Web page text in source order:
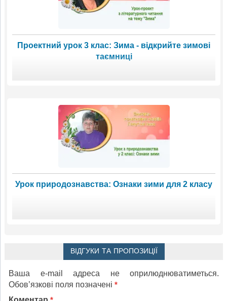
Проектний урок 3 клас: Зима - відкрийте зимові
таємниці
Урок природознавства: Ознаки зими для 2 класу
ВІДГУКИ ТА ПРОПОЗИЦІЇ
Ваша e-mail адреса не оприлюднюватиметься.
Обов’язкові поля позначені *